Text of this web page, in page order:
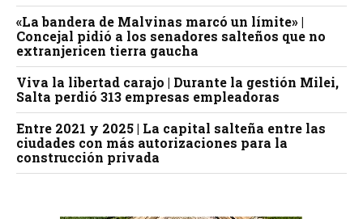
«La bandera de Malvinas marcó un límite» |
Concejal pidió a los senadores salteños que no
extranjericen tierra gaucha
Viva la libertad carajo | Durante la gestión Milei,
Salta perdió 313 empresas empleadoras
Entre 2021 y 2025 | La capital salteña entre las
ciudades con más autorizaciones para la
construcción privada